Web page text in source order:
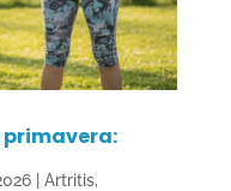
primavera:
| Artritis,